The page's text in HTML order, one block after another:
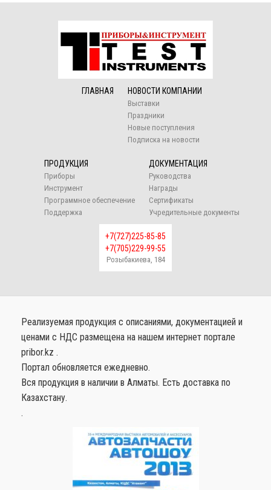
ГЛАВНАЯ НОВОСТИ КОМПАНИИ
Выставки
Праздники
Новые поступления
Подписка на новости
ПРОДУКЦИЯ
Приборы
Инструмент
Программное обеспечение
Поддержка
ДОКУМЕНТАЦИЯ
Руководства
Награды
Сертификаты
Учредительные документы
+7(727)225-85-85
+7(705)229-99-55
Розыбакиева, 184
Реализуемая продукция с описаниями, документацией и
ценами с НДС размещена на нашем интернет портале
pribor.kz .
Портал обновляется ежедневно.
Вся продукция в наличии в Алматы. Есть доставка по
Казахстану.
.